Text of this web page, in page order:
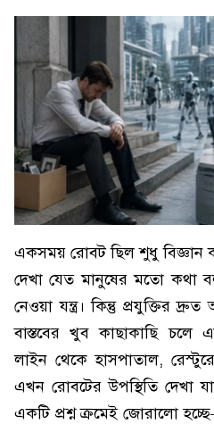
একসময় রোবট ছিল শুধু বিজ্ঞান
দেখা যেত মানুষের মতো কথা
নেওয়া যন্ত্র। কিন্তু প্রযুক্তির
বাস্তবের খুব কাছাকাছি চলে
লাইন থেকে হাসপাতাল,
এখন রোবটের উপস্থিতি দেখা
একটি প্রশ্ন ক্রমেই জোরালো